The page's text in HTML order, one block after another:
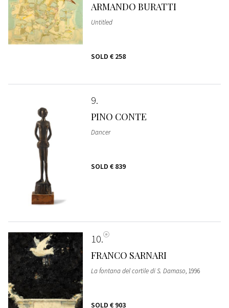
ARMANDO BURATTI
Untitled
SOLD € 258
9
PINO CONTE
Dancer
SOLD € 839
10
FRANCO SARNARI
La fontana del cortile di S. Damaso, 1996
SOLD € 903